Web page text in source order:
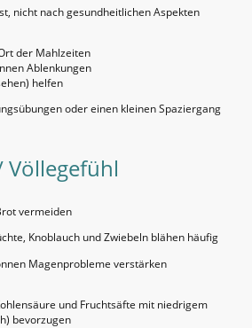
nicht nach gesundheitlichen Aspekten
der Mahlzeiten
Ablenkungen
helfen
oder einen kleinen Spaziergang
Völlegefühl
vermeiden
Knoblauch und Zwiebeln blähen häufig
Magenprobleme verstärken
und Fruchtsäfte mit niedrigem
bevorzugen